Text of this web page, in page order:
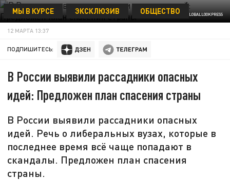
ANTON KAVASHKIN/GLOBALLOOKPRESS
МЫ В КУРСЕ ЭКСКЛЮЗИВ ОБЩЕСТВО
12 МАРТА 13:37
ПОДПИШИТЕСЬ:
В России выявили рассадники опасных
идей: Предложен план спасения страны
В России выявили рассадники опасных
идей. Речь о либеральных вузах, которые в
последнее время всё чаще попадают в
скандалы. Предложен план спасения
страны.